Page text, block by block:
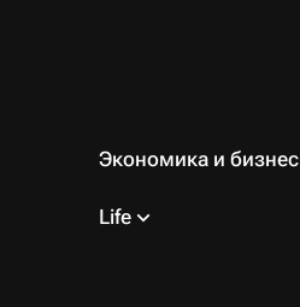
Экономика и бизнес
Life